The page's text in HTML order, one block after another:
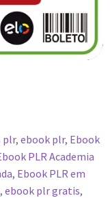
plr, ebook plr, Ebook
PLR Academia
, Ebook PLR em
, ebook plr gratis,